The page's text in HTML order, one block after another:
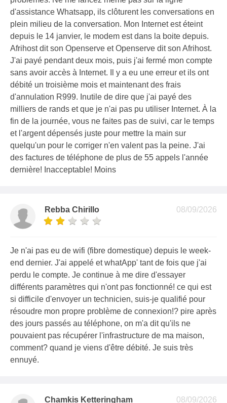
d'assistance Whatsapp, ils clôturent les conversations en
plein milieu de la conversation. Mon Internet est éteint
depuis le 14 janvier, le modem est dans la boite depuis.
Afrihost dit son Openserve et Openserve dit son Afrihost.
J'ai payé pendant deux mois, puis j'ai fermé mon compte
sans avoir accès à Internet. Il y a eu une erreur et ils ont
débité un troisième mois et maintenant des frais
d'annulation R999. Inutile de dire que j'ai payé des
milliers de rands et que je n'ai pas pu utiliser Internet. À la
fin de la journée, vous ne faites pas de suivi, car le temps
et l'argent dépensés juste pour mettre la main sur
quelqu'un pour le corriger n'en valent pas la peine. J'ai
des factures de téléphone de plus de 55 appels l'année
dernière! Inacceptable! Moins
08/09/2026
Rebba Chirillo
Je n'ai pas eu de wifi (fibre domestique) depuis le week-
end dernier. J'ai appelé et whatApp' tant de fois que j'ai
perdu le compte. Je continue à me dire d'essayer
différents paramètres qui n'ont pas fonctionné! ce qui est
si difficile d'envoyer un technicien, suis-je qualifié pour
résoudre mon propre problème de connexion!? pire après
des jours passés au téléphone, on m'a dit qu'ils ne
pouvaient pas récupérer l'infrastructure de ma maison,
comment? quand je viens d'être débité. Je suis très
ennuyé.
08/09/2026
Chamkis Ketteringham